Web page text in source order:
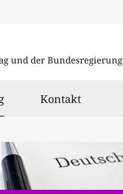
und der Bundesregierung
ausgewählt
Kontakt